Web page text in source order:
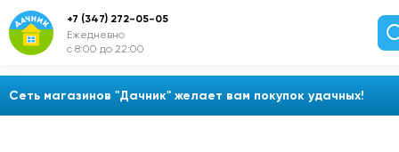
Сеть магазинов "Дачник" желает вам покупок удачных!
+7 (347) 272-05-05
Ежедневно
с 8:00 до 22:00